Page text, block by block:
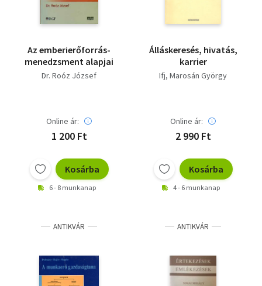
Az emberierőforrás-
menedzsment alapjai
Dr. Roóz József
Online ár:
1 200 Ft
Kosárba
6 - 8 munkanap
Álláskeresés, hivatás,
karrier
Ifj, Marosán György
Online ár:
2 990 Ft
Kosárba
4 - 6 munkanap
ANTIKVÁR ANTIKVÁR